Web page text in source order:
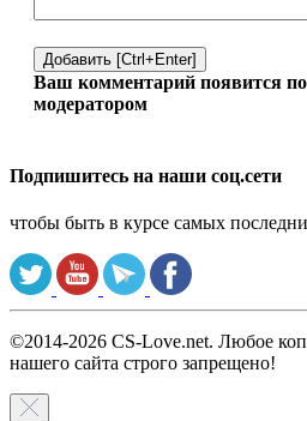
Добавить [Ctrl+Enter]
Ваш комментарий появится
модератором
Подпишитесь на наши соц.сети
чтобы быть в курсе самых
©2014-2026 CS-Love.net. Любое
нашего сайта строго запрещено!